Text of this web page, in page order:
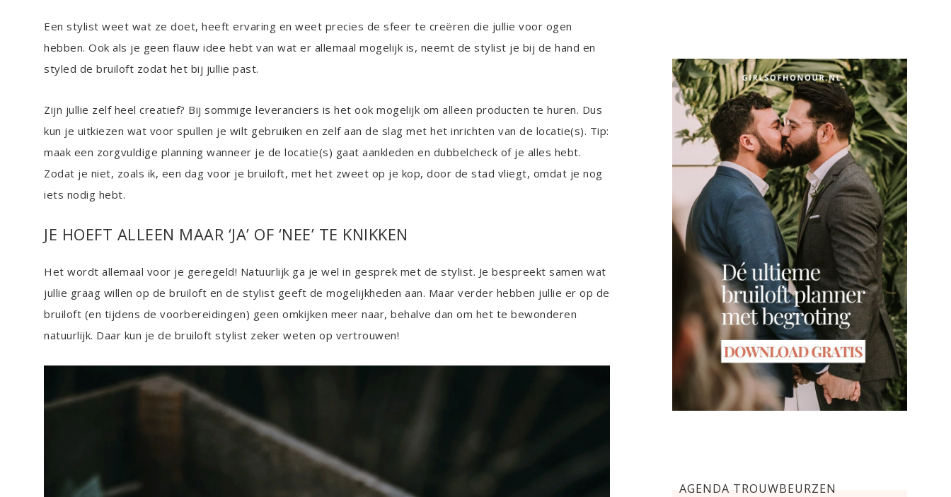
Een stylist weet wat ze doet, heeft ervaring en weet precies de sfeer te creëren die jullie voor ogen
hebben. Ook als je geen flauw idee hebt van wat er allemaal mogelijk is, neemt de stylist je bij de hand en
styled de bruiloft zodat het bij jullie past.
Zijn jullie zelf heel creatief? Bij sommige leveranciers is het ook mogelijk om alleen producten te huren. Dus
kun je uitkiezen wat voor spullen je wilt gebruiken en zelf aan de slag met het inrichten van de locatie(s). Tip:
maak een zorgvuldige planning wanneer je de locatie(s) gaat aankleden en dubbelcheck of je alles hebt.
Zodat je niet, zoals ik, een dag voor je bruiloft, met het zweet op je kop, door de stad vliegt, omdat je nog
iets nodig hebt.
JE HOEFT ALLEEN MAAR ‘JA’ OF ‘NEE’ TE KNIKKEN
Het wordt allemaal voor je geregeld! Natuurlijk ga je wel in gesprek met de stylist. Je bespreekt samen wat
jullie graag willen op de bruiloft en de stylist geeft de mogelijkheden aan. Maar verder hebben jullie er op de
bruiloft (en tijdens de voorbereidingen) geen omkijken meer naar, behalve dan om het te bewonderen
natuurlijk. Daar kun je de bruiloft stylist zeker weten op vertrouwen!
AGENDA TROUWBEURZEN